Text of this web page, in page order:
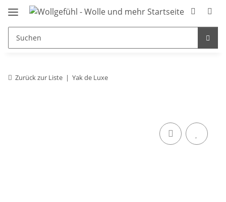
Zurück zur Liste Yak de Luxe